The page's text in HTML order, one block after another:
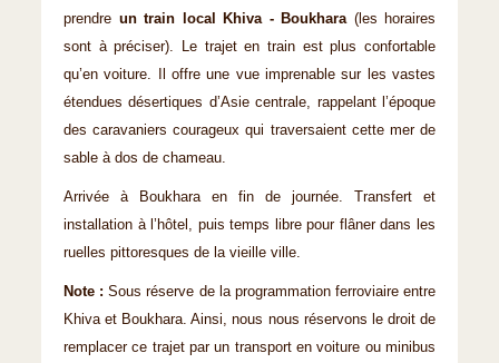
prendre un train local Khiva - Boukhara(les horaires
sont à préciser). Le trajet en train est plus confortable
qu’en voiture. Il offre une vue imprenable sur les vastes
étendues désertiques d’Asie centrale, rappelant l’époque
des caravaniers courageux qui traversaient cette mer de
sable à dos de chameau.
Arrivée à Boukhara en fin de journée. Transfert et
installation à l’hôtel, puis temps libre pour flâner dans les
ruelles pittoresques de la vieille ville.
Note :Sous réserve de la programmation ferroviaire entre
Khiva et Boukhara. Ainsi, nous nous réservons le droit de
remplacer ce trajet par un transport en voiture ou minibus